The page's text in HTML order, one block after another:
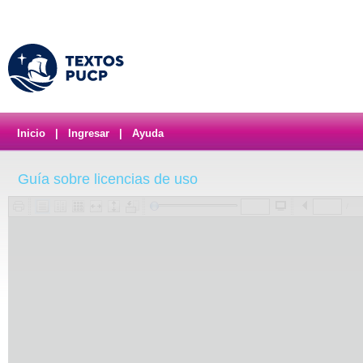
Inicio Ingresar Ayuda
Guía sobre licencias de uso